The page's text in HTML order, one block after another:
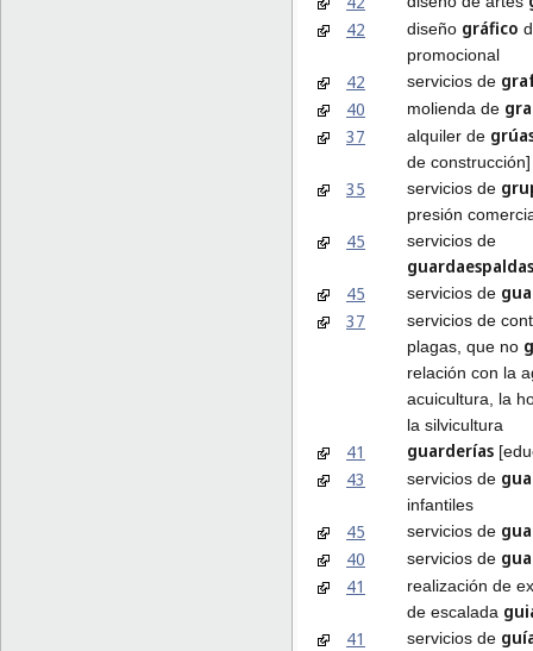
42
diseño gráfico
promocional
42 servicios de
40
molienda de
37
alquiler de
de construcción]
35 servicios de
presión
45 servicios de
guardaespaldas
45
servicios de
37
servicios de
plagas, que no
relación con la
acuicultura, la
la silvicultura
41 guarderías
43 servicios de
infantiles
45 servicios de
40
servicios de
41
realización de
de escalada
41
servicios de